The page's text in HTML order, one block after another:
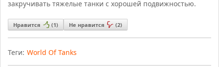
закручивать тяжелые танки с хорошей подвижностью.
Нравится (1) Не нравится (2)
Теги: World Of Tanks